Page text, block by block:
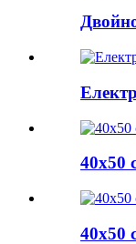
40x50
40x50